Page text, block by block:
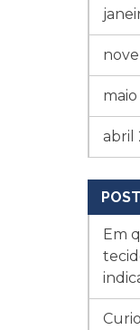
maio
abril
Em